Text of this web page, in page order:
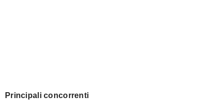
Principali concorrenti